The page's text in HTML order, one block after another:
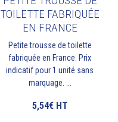
TOILETTE FABRIQUÉE
EN FRANCE
Petite trousse de toilette
fabriquée en France. Prix
indicatif pour 1 unité sans
marquage. ...
5,54€ HT